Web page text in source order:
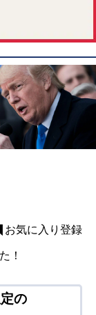
お気に入り登録
！
の